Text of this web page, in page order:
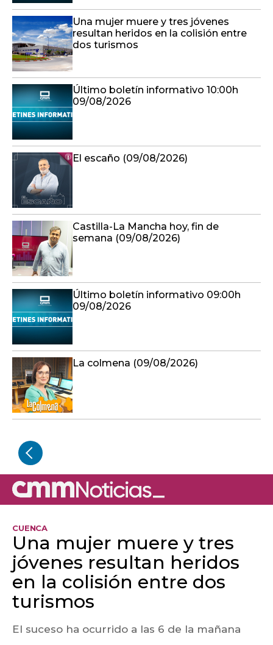
Una mujer muere y tres jóvenes
resultan heridos en la colisión entre
dos turismos
Último boletín informativo 10:00h
09/08/2026
El escaño (09/08/2026)
Castilla-La Mancha hoy, fin de
semana (09/08/2026)
Último boletín informativo 09:00h
09/08/2026
La colmena (09/08/2026)
CUENCA
Una mujer muere y tres
jóvenes resultan heridos
en la colisión entre dos
turismos
El suceso ha ocurrido a las 6 de la mañana